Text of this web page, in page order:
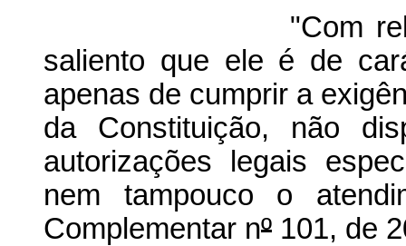
"Com relação ao
saliento que ele é de
apenas de cumprir a
da Constituição, não
autorizações legais
nem tampouco o
Complementar nº 101, de